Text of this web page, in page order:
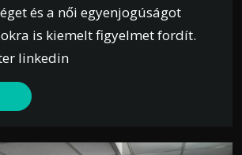
és a női egyenjogúságot
is kiemelt figyelmet fordít.
linkedin